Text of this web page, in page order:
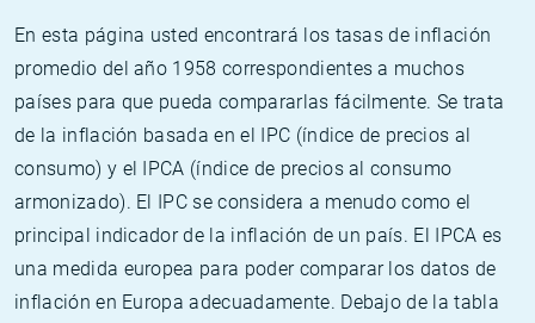
En esta página usted encontrará los tasas de inflación
promedio del año 1958 correspondientes a muchos
países para que pueda compararlas fácilmente. Se trata
de la inflación basada en el IPC (índice de precios al
consumo) y el IPCA (índice de precios al consumo
armonizado). El IPC se considera a menudo como el
principal indicador de la inflación de un país. El IPCA es
una medida europea para poder comparar los datos de
inflación en Europa adecuadamente. Debajo de la tabla